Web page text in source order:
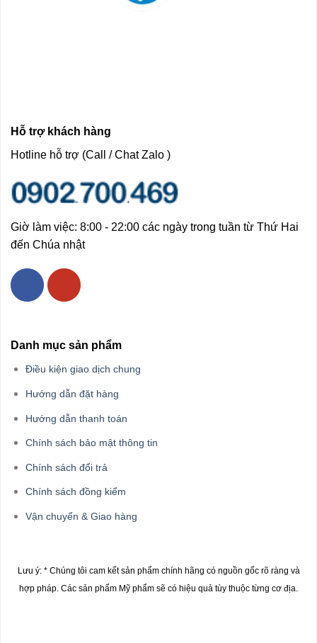
Hỗ trợ khách hàng
Hotline hỗ trợ (Call / Chat Zalo )
Giờ làm việc: 8:00 - 22:00 các ngày trong tuần từ Thứ Hai
đến Chúa nhật
Danh mục sản phẩm
Điều kiện giao dịch chung
Hướng dẫn đặt hàng
Hướng dẫn thanh toán
Chính sách bảo mật thông tin
Chính sách đổi trả
Chính sách đồng kiểm
Vận chuyển & Giao hàng
Lưu ý: * Chúng tôi cam kết sản phẩm chính hãng có nguồn gốc rõ ràng và
hợp pháp. Các sản phẩm Mỹ phẩm sẽ có hiệu quả tùy thuộc từng cơ địa.